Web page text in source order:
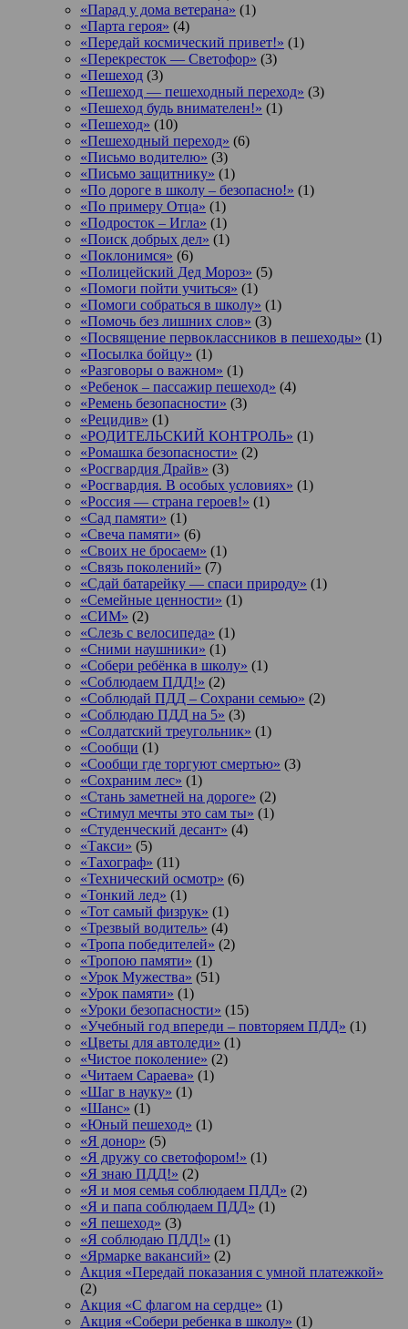
«Парад у дома ветерана» (1)
«Парта героя» (4)
«Передай космический привет!» (1)
«Перекресток — Светофор» (3)
«Пешеход (3)
«Пешеход — пешеходный переход» (3)
«Пешеход будь внимателен!» (1)
«Пешеход» (10)
«Пешеходный переход» (6)
«Письмо водителю» (3)
«Письмо защитнику» (1)
«По дороге в школу – безопасно!» (1)
«По примеру Отца» (1)
«Подросток ‒ Игла» (1)
«Поиск добрых дел» (1)
«Поклонимся» (6)
«Полицейский Дед Мороз» (5)
«Помоги пойти учиться» (1)
«Помоги собраться в школу» (1)
«Помочь без лишних слов» (3)
«Посвящение первоклассников в пешеходы» (1)
«Посылка бойцу» (1)
«Разговоры о важном» (1)
«Ребенок – пассажир пешеход» (4)
«Ремень безопасности» (3)
«Рецидив» (1)
«РОДИТЕЛЬСКИЙ КОНТРОЛЬ» (1)
«Ромашка безопасности» (2)
«Росгвардия Драйв» (3)
«Росгвардия. В особых условиях» (1)
«Россия — страна героев!» (1)
«Сад памяти» (1)
«Свеча памяти» (6)
«Своих не бросаем» (1)
«Связь поколений» (7)
«Сдай батарейку — спаси природу» (1)
«Семейные ценности» (1)
«СИМ» (2)
«Слезь с велосипеда» (1)
«Сними наушники» (1)
«Собери ребёнка в школу» (1)
«Соблюдаем ПДД!» (2)
«Соблюдай ПДД – Сохрани семью» (2)
«Соблюдаю ПДД на 5» (3)
«Солдатский треугольник» (1)
«Сообщи (1)
«Сообщи где торгуют смертью» (3)
«Сохраним лес» (1)
«Стань заметней на дороге» (2)
«Стимул мечты это сам ты» (1)
«Студенческий десант» (4)
«Такси» (5)
«Тахограф» (11)
«Технический осмотр» (6)
«Тонкий лед» (1)
«Тот самый физрук» (1)
«Трезвый водитель» (4)
«Тропа победителей» (2)
«Тропою памяти» (1)
«Урок Мужества» (51)
«Урок памяти» (1)
«Уроки безопасности» (15)
«Учебный год впереди – повторяем ПДД» (1)
«Цветы для автоледи» (1)
«Чистое поколение» (2)
«Читаем Сараева» (1)
«Шаг в науку» (1)
«Шанс» (1)
«Юный пешеход» (1)
«Я донор» (5)
«Я дружу со светофором!» (1)
«Я знаю ПДД!» (2)
«Я и моя семья соблюдаем ПДД» (2)
«Я и папа соблюдаем ПДД» (1)
«Я пешеход» (3)
«Я соблюдаю ПДД!» (1)
«Ярмарке вакансий» (2)
Акция «Передай показания с умной платежкой»
(2)
Акция «С флагом на сердце» (1)
Акция «Собери ребенка в школу» (1)